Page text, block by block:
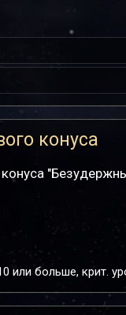
конуса
или больше, крит.